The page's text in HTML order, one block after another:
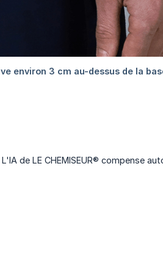
de LE CHEMISEUR® compense